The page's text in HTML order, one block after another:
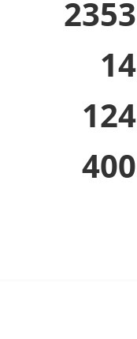
2353
14
124
400